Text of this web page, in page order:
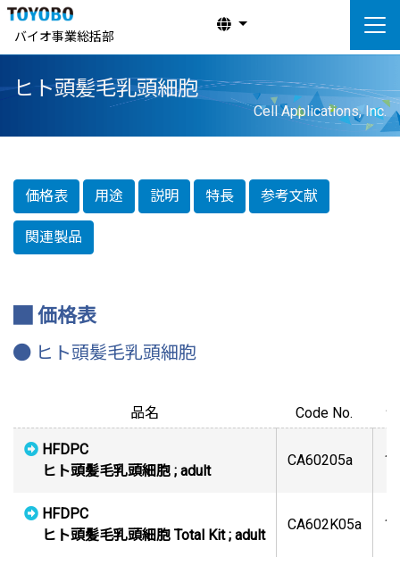
バイオ事業総括部
ヒト頭髪毛乳頭細胞
Cell Applications, Inc.
価格表 用途 説明 特長 参考文献
関連製品
価格表
ヒト頭髪毛乳頭細胞
品名 Code No.
HFDPC
ヒト頭髪毛乳頭細胞 ; adult
CA60205a 1
HFDPC
ヒト頭髪毛乳頭細胞 Total Kit ; adult
CA602K05a 1